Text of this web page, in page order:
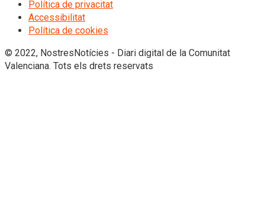
Política de privacitat
Accessibilitat
Política de cookies
© 2022, NostresNotícies - Diari digital de la Comunitat
Valenciana. Tots els drets reservats